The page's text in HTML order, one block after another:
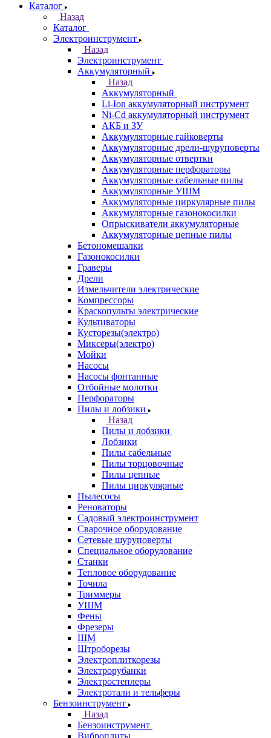
Каталог
Назад
Каталог
Электроинструмент
Назад
Электроинструмент
Аккумуляторный
Назад
Аккумуляторный
Li-Ion аккумуляторный инструмент
Ni-Cd аккумуляторный инструмент
АКБ и ЗУ
Аккумуляторные гайковерты
Аккумуляторные дрели-шуруповерты
Аккумуляторные отвертки
Аккумуляторные перфораторы
Аккумуляторные сабельные пилы
Аккумуляторные УШМ
Аккумуляторные циркулярные пилы
Аккумуляторные газонокосилки
Опрыскиватели аккумуляторные
Аккумуляторные цепные пилы
Бетономешалки
Газонокосилки
Граверы
Дрели
Измельчители электрические
Компрессоры
Краскопульты электрические
Культиваторы
Кусторезы(электро)
Миксеры(электро)
Мойки
Насосы
Насосы фонтанные
Отбойные молотки
Перфораторы
Пилы и лобзики
Назад
Пилы и лобзики
Лобзики
Пилы сабельные
Пилы торцовочные
Пилы цепные
Пилы циркулярные
Пылесосы
Реноваторы
Садовый электроинструмент
Сварочное оборудование
Сетевые шуруповерты
Специальное оборудование
Станки
Тепловое оборудование
Точила
Триммеры
УШМ
Фены
Фрезеры
ШМ
Штроборезы
Электроплиткорезы
Электрорубанки
Электростеплеры
Электротали и тельферы
Бензоинструмент
Назад
Бензоинструмент
Виброплиты